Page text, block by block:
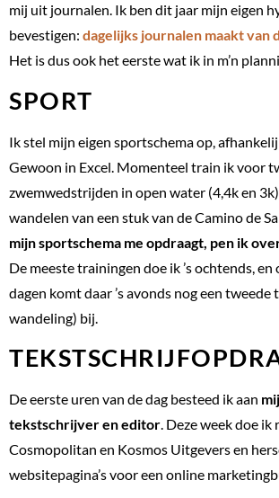
mij uit journalen. Ik ben dit jaar mijn eigen
bevestigen: dagelijks journalen maakt van
Het is dus ook het eerste wat ik in m’n
SPORT
Ik stel mijn eigen sportschema op,
Gewoon in Excel. Momenteel train ik voor
zwemwedstrijden in open water (4,4k en
wandelen van een stuk van de Camino de
mijn sportschema me opdraagt, pen ik
De meeste trainingen doe ik ’s ochtends, en
dagen komt daar ’s avonds nog een
wandeling) bij.
De eerste uren van de dag besteed ik aan
tekstschrijver en editor. Deze week doe
Cosmopolitan en Kosmos Uitgevers en
websitepagina’s voor een online